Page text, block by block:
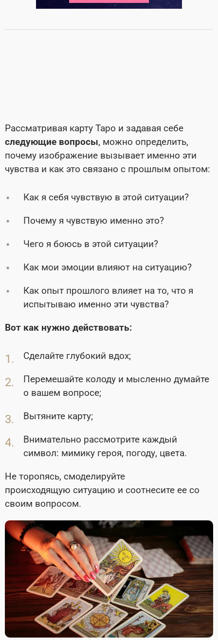
Рассматривая карту Таро и задавая себе
следующие вопросы, можно определить,
почему изображение вызывает именно эти
чувства и как это связано с прошлым опытом:
Как я себя чувствую в этой ситуации?
Почему я чувствую именно это?
Чего я боюсь в этой ситуации?
Как мои эмоции влияют на ситуацию?
Как опыт прошлого влияет на то, что я
испытываю именно эти чувства?
Вот как нужно действовать:
Сделайте глубокий вдох;
Перемешайте колоду и мысленно думайте
о вашем вопросе;
Вытяните карту;
Внимательно рассмотрите каждый
символ: мимику героя, погоду, цвета.
Не торопясь, смоделируйте
происходящую ситуацию и соотнесите ее со
своим вопросом.